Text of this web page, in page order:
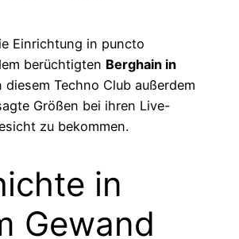
Einrichtung in puncto
berüchtigten Berghain in
diesem Techno Club außerdem
Größen bei ihren Live-
zu bekommen.
in
Gewand